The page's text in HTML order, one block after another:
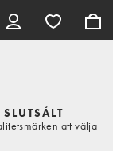
att välja